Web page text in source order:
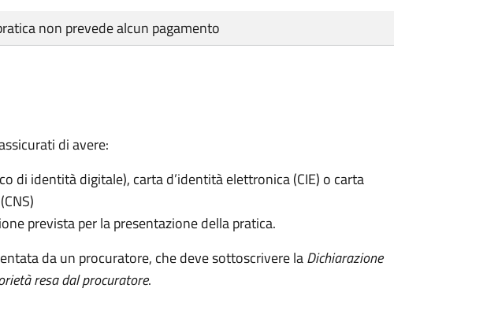
non prevede alcun pagamento
di avere:
di identità digitale), carta d’identità elettronica (CIE) o carta
prevista per la presentazione della pratica.
da un procuratore, che deve sottoscrivere laDichiarazione
resa dal procuratore.